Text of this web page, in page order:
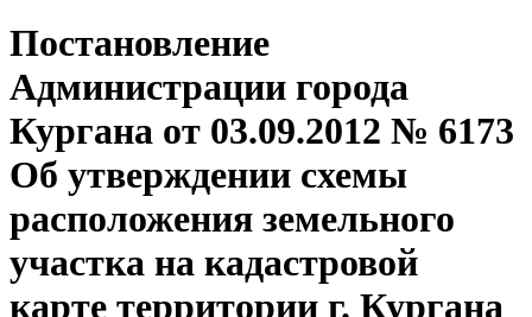
Постановление
Администрации города
Кургана от 03.09.2012 № 6173
Об утверждении схемы
расположения земельного
участка на кадастровой
карте территории г. Кургана